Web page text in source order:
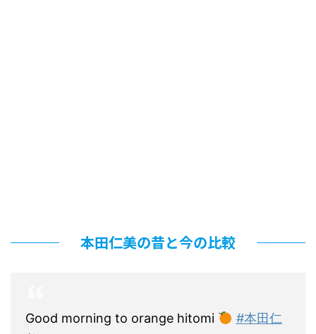
本田仁美の昔と今の比較
Good morning to orange hitomi
#本田仁